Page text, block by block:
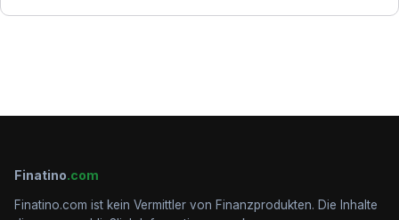
Finatino.com
Finatino.com ist kein Vermittler von Finanzprodukten. Die Inhalte